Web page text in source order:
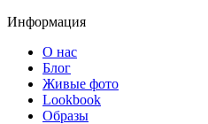
Информация
О нас
Блог
Живые фото
Lookbook
Образы